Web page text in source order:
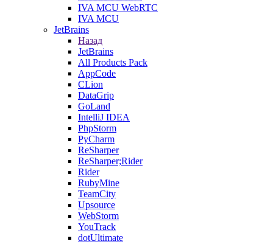
IVA MCU WebRTC
IVA MCU
JetBrains
Назад
JetBrains
All Products Pack
AppCode
CLion
DataGrip
GoLand
IntelliJ IDEA
PhpStorm
PyCharm
ReSharper
ReSharper;Rider
Rider
RubyMine
TeamCity
Upsource
WebStorm
YouTrack
dotUltimate